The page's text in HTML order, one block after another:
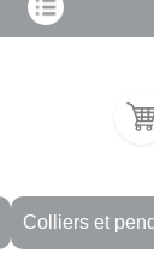
Colliers et